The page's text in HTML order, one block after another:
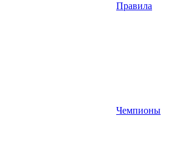
Правила
Чемпионы